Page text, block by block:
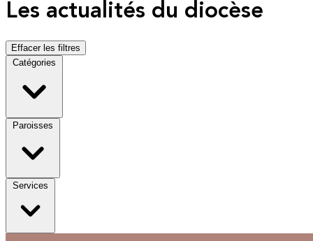
Les actualités du diocèse
Effacer les filtres
Catégories
Paroisses
Services